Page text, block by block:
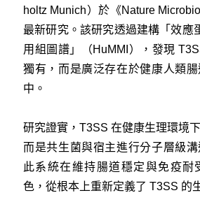
holtz Munich）於《Nature
最新研究。該研究透過建構「效應
用組圖譜」（HuMMI），發現
獨有，而是廣泛存在於健康人類
中。
研究證實，T3SS 在健康生理環境
而是共生菌與宿主進行分子層級溝
此系統在維持腸道穩定與免疫耐
色，從根本上重新定義了 T3SS 的